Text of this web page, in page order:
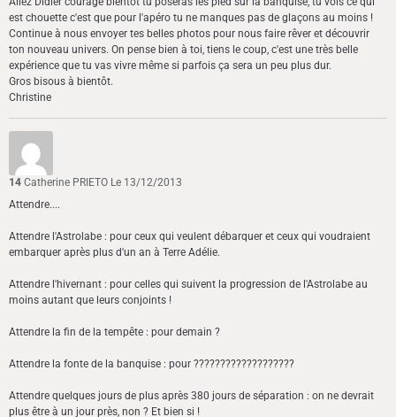
est chouette c'est que pour l'apéro tu ne manques pas de glaçons au moins !
Continue à nous envoyer tes belles photos pour nous faire rêver et découvrir
ton nouveau univers. On pense bien à toi, tiens le coup, c'est une très belle
expérience que tu vas vivre même si parfois ça sera un peu plus dur.
Gros bisous à bientôt.
Christine
14 Catherine PRIETO Le 13/12/2013
Attendre....
Attendre l'Astrolabe : pour ceux qui veulent débarquer et ceux qui voudraient
embarquer après plus d'un an à Terre Adélie.
Attendre l'hivernant : pour celles qui suivent la progression de l'Astrolabe au
moins autant que leurs conjoints !
Attendre la fin de la tempête : pour demain ?
Attendre la fonte de la banquise : pour ???????????????????
Attendre quelques jours de plus après 380 jours de séparation : on ne devrait
plus être à un jour près, non ? Et bien si !